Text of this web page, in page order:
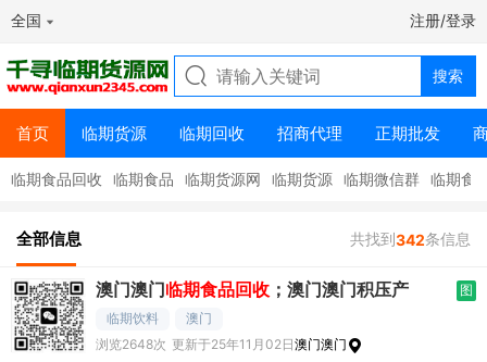
全国 注册/登录
首页 临期货源 临期回收 招商代理 正期批发
临期食品回收 临期食品 临期货源网 临期货源 临期微信群 临期食
全部信息 共找到342条信息
澳门澳门临期食品回收 ；澳门澳门积压产
图
临期饮料
澳门
浏览2648次 更新于25年11月02日澳门澳门